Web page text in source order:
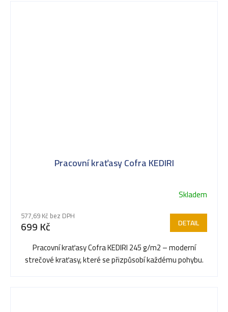
Pracovní kraťasy Cofra KEDIRI
hodnocení
produktu
je
Skladem
577,69 Kč bez DPH
699 Kč DETAIL
Pracovní kraťasy Cofra KEDIRI 245 g/m2 – moderní
strečové kraťasy, které se přizpůsobí každému pohybu.